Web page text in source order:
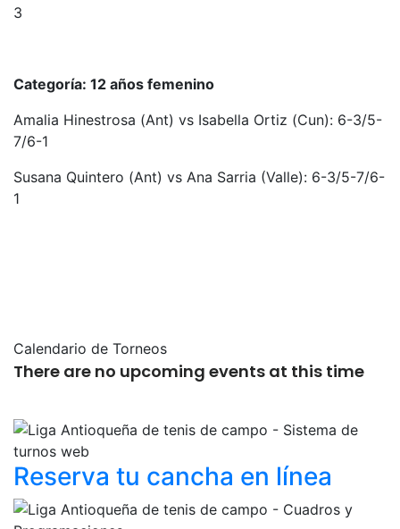
3
Categoría: 12 años femenino
Amalia Hinestrosa (Ant) vs Isabella Ortiz (Cun): 6-3/5-
7/6-1
Susana Quintero (Ant) vs Ana Sarria (Valle): 6-3/5-7/6-
1
Calendario de Torneos
There are no upcoming events at this time
Reserva tu cancha en línea